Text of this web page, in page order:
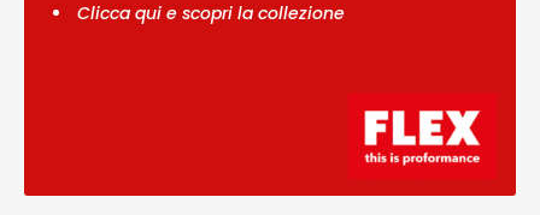
Clicca qui e scopri la collezione